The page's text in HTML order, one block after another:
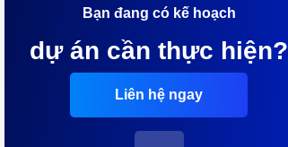
Bạn đang có kế hoạch
dự án cần thực hiện?
Liên hệ ngay